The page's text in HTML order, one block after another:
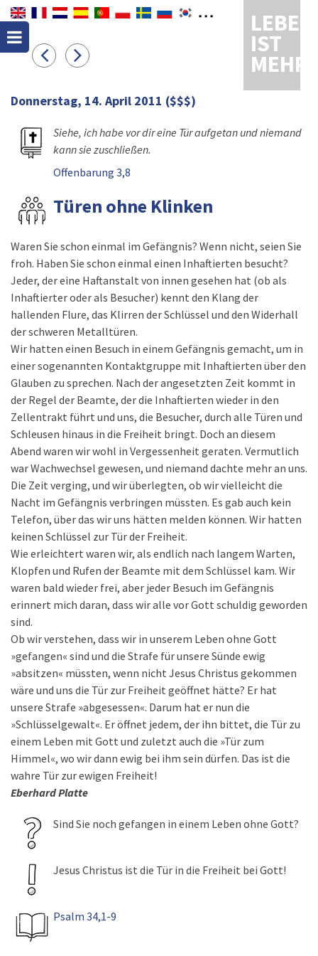
LEBEN
IST
MEHR
Donnerstag, 14. April 2011 ($$$)
Siehe, ich habe vor dir eine Tür aufgetan und niemand
kann sie zuschließen.
Offenbarung 3,8
Türen ohne Klinken
Waren Sie schon einmal im Gefängnis? Wenn nicht, seien Sie
froh. Haben Sie schon einmal einen Inhaftierten besucht?
Jeder, der eine Haftanstalt von innen gesehen hat (ob als
Inhaftierter oder als Besucher) kennt den Klang der
hallenden Flure, das Klirren der Schlüssel und den Widerhall
der schweren Metalltüren.
Wir hatten einen Besuch in einem Gefängnis gemacht, um in
einer sogenannten Kontaktgruppe mit Inhaftierten über den
Glauben zu sprechen. Nach der angesetzten Zeit kommt in
der Regel der Beamte, der die Inhaftierten wieder in den
Zellentrakt führt und uns, die Besucher, durch alle Türen und
Schleusen hinaus in die Freiheit bringt. Doch an diesem
Abend waren wir wohl in Vergessenheit geraten. Vermutlich
war Wachwechsel gewesen, und niemand dachte mehr an uns.
Die Zeit verging, und wir überlegten, ob wir vielleicht die
Nacht im Gefängnis verbringen müssten. Es gab auch kein
Telefon, über das wir uns hätten melden können. Wir hatten
keinen Schlüssel zur Tür der Freiheit.
Wie erleichtert waren wir, als endlich nach langem Warten,
Klopfen und Rufen der Beamte mit dem Schlüssel kam. Wir
waren bald wieder frei, aber jeder Besuch im Gefängnis
erinnert mich daran, dass wir alle vor Gott schuldig geworden
sind.
Ob wir verstehen, dass wir in unserem Leben ohne Gott
»gefangen« sind und die Strafe für unsere Sünde ewig
»absitzen« müssten, wenn nicht Jesus Christus gekommen
wäre und uns die Tür zur Freiheit geöffnet hätte? Er hat
unsere Strafe »abgesessen«. Darum hat er nun die
»Schlüsselgewalt«. Er öffnet jedem, der ihn bittet, die Tür zu
einem Leben mit Gott und zuletzt auch die »Tür zum
Himmel«, wo wir dann ewig bei ihm sein dürfen. Das ist die
wahre Tür zur ewigen Freiheit!
Eberhard Platte
Sind Sie noch gefangen in einem Leben ohne Gott?
Jesus Christus ist die Tür in die Freiheit bei Gott!
Psalm 34,1-9